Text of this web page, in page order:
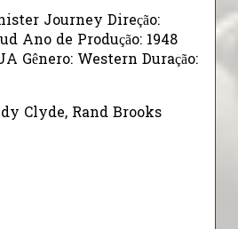
Journey Direção:
Ano de Produção: 1948
Gênero: Western Duração:
Clyde, Rand Brooks